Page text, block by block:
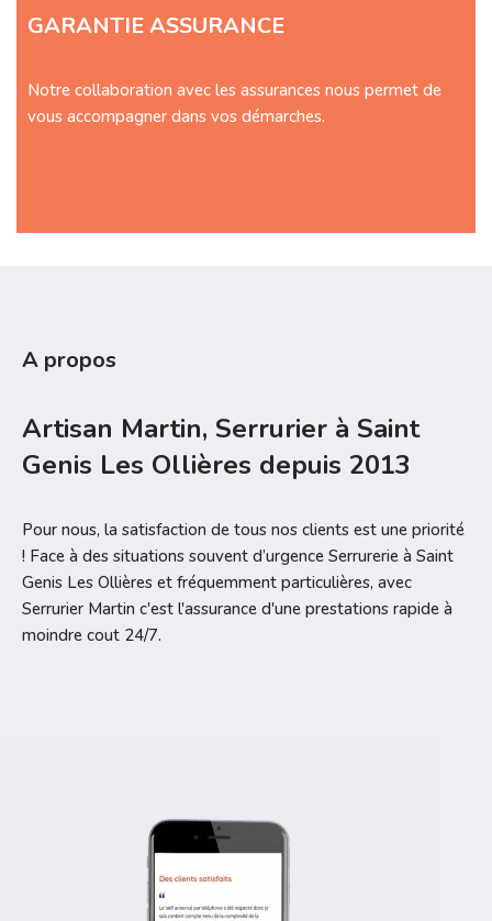
GARANTIE ASSURANCE
Notre collaboration avec les assurances nous permet de
vous accompagner dans vos démarches.
A propos
Artisan Martin, Serrurier à Saint
Genis Les Ollières depuis 2013
Pour nous, la satisfaction de tous nos clients est une priorité
! Face à des situations souvent d’urgence Serrurerie à Saint
Genis Les Ollières et fréquemment particulières, avec
Serrurier Martin c'est l'assurance d'une prestations rapide à
moindre cout 24/7.